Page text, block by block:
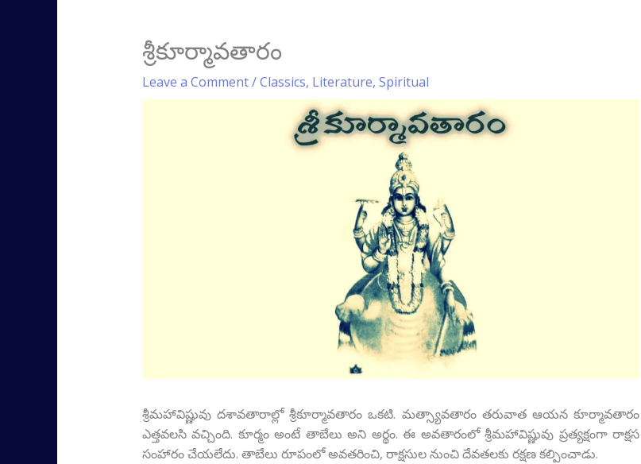
శ్రీకూర్మావతారం
Leave a Comment/Classics, Literature, Spiritual
శ్రీమహావిష్ణువు దశావతారాల్లో శ్రీకూర్మావతారం ఒకటి. మత్స్యావతారం తరువాత ఆయన కూర్మావతారం
ఎత్తవలసి వచ్చింది. కూర్మం అంటే తాబేలు అని అర్థం. ఈ అవతారంలో శ్రీమహావిష్ణువు ప్రత్యక్షంగా రాక్షస
సంహారం చేయలేదు. తాబేలు రూపంలో అవతరించి, రాక్షసుల నుంచి దేవతలకు రక్షణ కల్పించాడు.